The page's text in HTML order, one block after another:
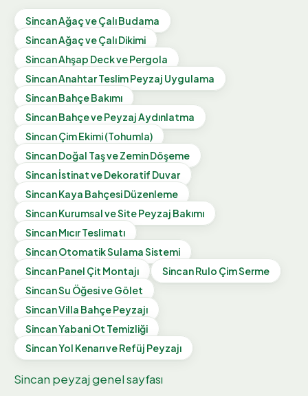
SincanAğaç ve Çalı Budama
SincanAğaç ve Çalı Dikimi
SincanAhşap Deck ve Pergola
SincanAnahtar Teslim Peyzaj Uygulama
SincanBahçe Bakımı
SincanBahçe ve Peyzaj Aydınlatma
SincanÇim Ekimi (Tohumla)
SincanDoğal Taş ve Zemin Döşeme
Sincanİstinat ve Dekoratif Duvar
SincanKaya Bahçesi Düzenleme
SincanKurumsal ve Site Peyzaj Bakımı
SincanMıcır Teslimatı
SincanOtomatik Sulama Sistemi
SincanPanel Çit Montajı SincanRulo Çim Serme
SincanSu Öğesi ve Gölet
SincanVilla Bahçe Peyzajı
SincanYabani Ot Temizliği
SincanYol Kenarı ve Refüj Peyzajı
Sincan peyzaj genel sayfası